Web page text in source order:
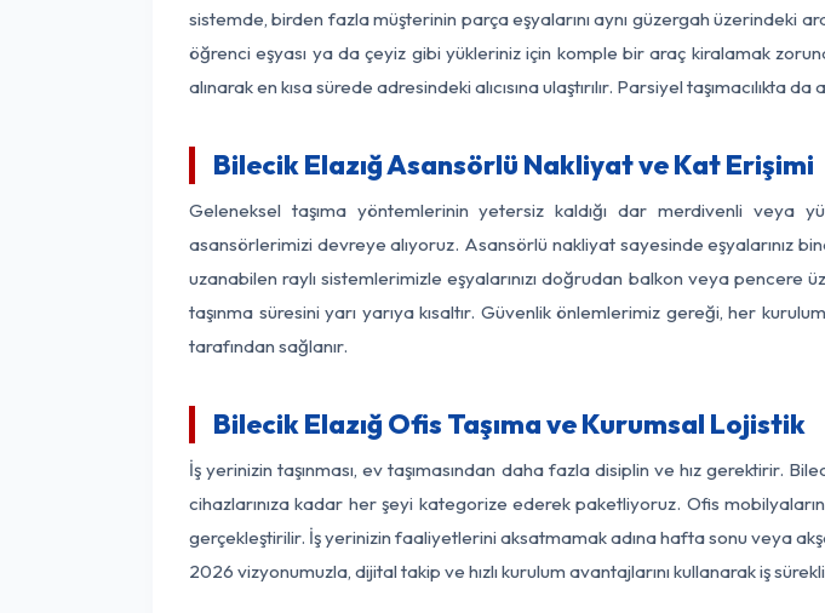
sistemde, birden fazla müşterinin parça eşyalarını aynı güzergah üzerindeki
öğrenci eşyası ya da çeyiz gibi yükleriniz için komple bir araç kiralamak
alınarak en kısa sürede adresindeki alıcısına ulaştırılır. Parsiyel
Bilecik Elazığ Asansörlü Nakliyat ve Kat Erişimi
Geleneksel taşıma yöntemlerinin yetersiz kaldığı dar merdivenli veya
asansörlerimizi devreye alıyoruz. Asansörlü nakliyat sayesinde eşyalarınız
uzanabilen raylı sistemlerimizle eşyalarınızı doğrudan balkon veya
taşınma süresini yarı yarıya kısaltır. Güvenlik önlemlerimiz gereği, her
tarafından sağlanır.
Bilecik Elazığ Ofis Taşıma ve Kurumsal Lojistik
İş yerinizin taşınması, ev taşımasından daha fazla disiplin ve hız gerektirir.
cihazlarınıza kadar her şeyi kategorize ederek paketliyoruz. Ofis
gerçekleştirilir. İş yerinizin faaliyetlerini aksatmamak adına hafta sonu veya
2026 vizyonumuzla, dijital takip ve hızlı kurulum avantajlarını kullanarak iş